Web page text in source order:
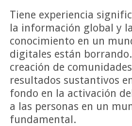
Tiene experiencia
la información global y
conocimiento en un
digitales están
creación de
resultados sustantivos
fondo en la activación
a las personas en un
fundamental.